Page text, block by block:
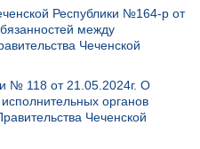
Республики №164-р от
между
Чеченской
№ 118 от 21.05.2024г. О
органов
Чеченской